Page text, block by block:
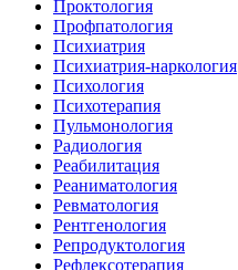
Проктология
Профпатология
Психиатрия
Психиатрия-наркология
Психология
Психотерапия
Пульмонология
Радиология
Реабилитация
Реаниматология
Ревматология
Рентгенология
Репродуктология
Рефлексотерапия